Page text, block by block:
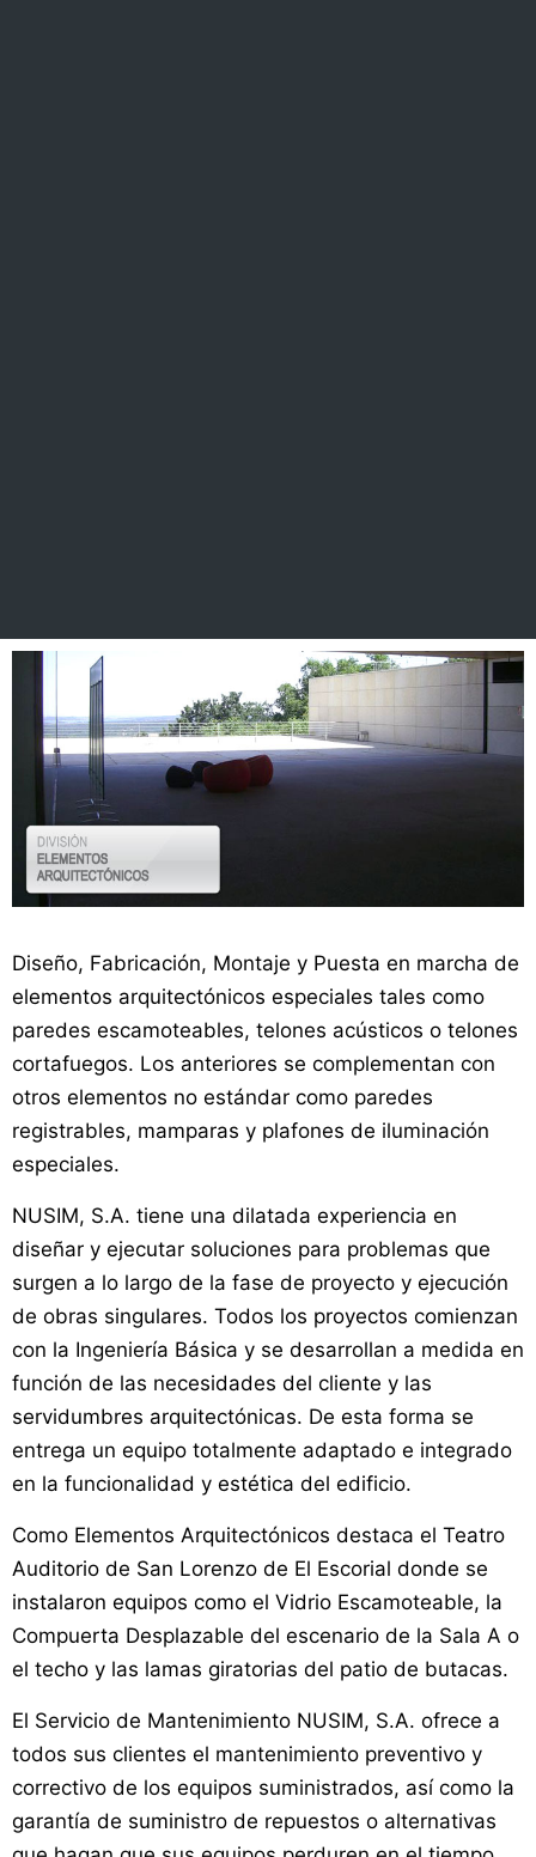
Diseño, Fabricación, Montaje y Puesta en marcha de
elementos arquitectónicos especiales tales como
paredes escamoteables, telones acústicos o telones
cortafuegos. Los anteriores se complementan con
otros elementos no estándar como paredes
registrables, mamparas y plafones de iluminación
especiales.
NUSIM, S.A. tiene una dilatada experiencia en
diseñar y ejecutar soluciones para problemas que
surgen a lo largo de la fase de proyecto y ejecución
de obras singulares. Todos los proyectos comienzan
con la Ingeniería Básica y se desarrollan a medida en
función de las necesidades del cliente y las
servidumbres arquitectónicas. De esta forma se
entrega un equipo totalmente adaptado e integrado
en la funcionalidad y estética del edificio.
Como Elementos Arquitectónicos destaca el Teatro
Auditorio de San Lorenzo de El Escorial donde se
instalaron equipos como el Vidrio Escamoteable, la
Compuerta Desplazable del escenario de la Sala A o
el techo y las lamas giratorias del patio de butacas.
El Servicio de Mantenimiento NUSIM, S.A. ofrece a
todos sus clientes el mantenimiento preventivo y
correctivo de los equipos suministrados, así como la
garantía de suministro de repuestos o alternativas